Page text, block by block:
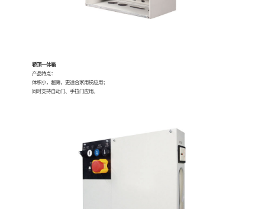
轿顶一体箱
产品特点：
体积小，超薄，更适合家用梯应用；
同时支持自动门、手拉门应用。